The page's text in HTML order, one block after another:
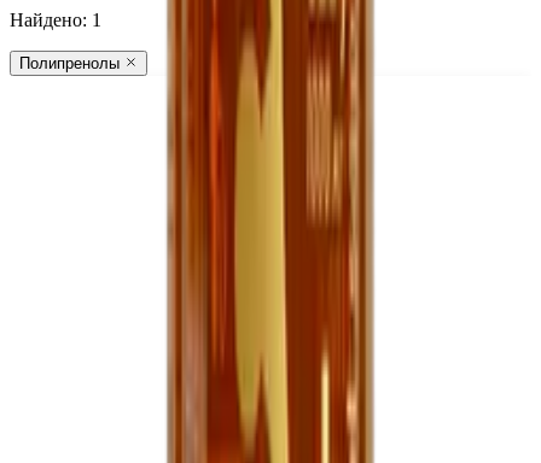
Найдено: 1
Полипренолы